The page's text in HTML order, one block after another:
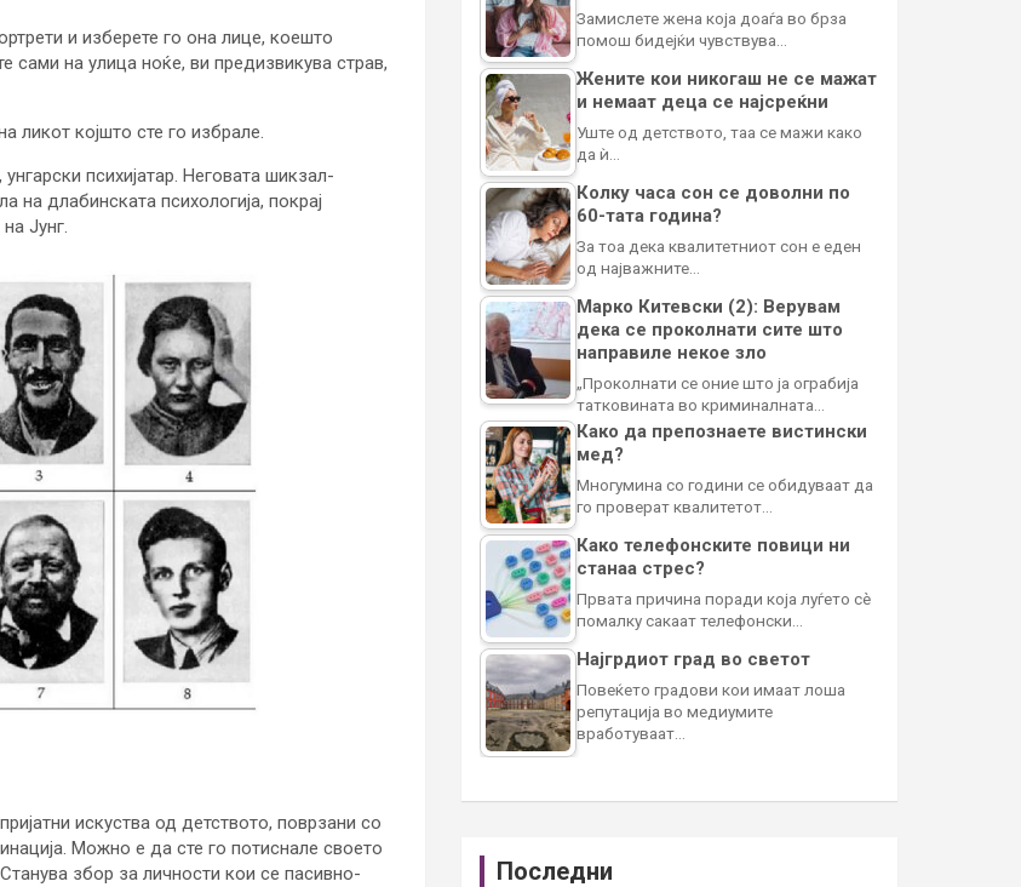
и изберете го она лице, коешто
сами на улица ноќе, ви предизвикува страв,
ликот којшто сте го избрале.
психијатар. Неговата шикзал-
на длабинската психологија, покрај
Јунг.
искуства од детството, поврзани со
Можно е да сте го потиснале своето
збор за личности кои се пасивно-
Замислете жена која доаѓа во брза
помош бидејќи чувствува…
Жените кои никогаш не се мажат
и немаат деца се најсреќни
Уште од детството, таа се мажи како
да ѝ…
Колку часа сон се доволни по
60-тата година?
За тоа дека квалитетниот сон е еден
од најважните…
Марко Китевски (2): Верувам
дека се проколнати сите што
направиле некое зло
„Проколнати се оние што ја ограбија
татковината во криминалната…
Како да препознаете вистински
мед?
Многумина со години се обидуваат да
го проверат квалитетот…
Како телефонските повици ни
станаа стрес?
Првата причина поради која луѓето сè
помалку сакаат телефонски…
Најгрдиот град во светот
Повеќето градови кои имаат лоша
репутација во медиумите
вработуваат…
Последни